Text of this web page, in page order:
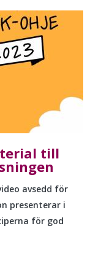
till
avsedd för
presenterar i
för god